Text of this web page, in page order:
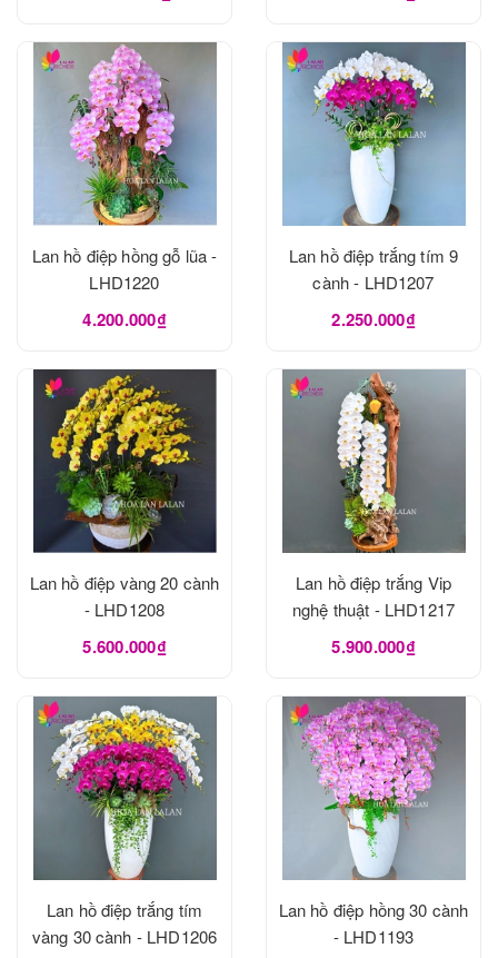
Lan hồ điệp hồng gỗ lũa -
LHD1220
4.200.000₫
Lan hồ điệp trắng tím 9
cành - LHD1207
2.250.000₫
Lan hồ điệp vàng 20 cành
- LHD1208
5.600.000₫
Lan hồ điệp trắng Vip
nghệ thuật - LHD1217
5.900.000₫
Lan hồ điệp trắng tím
vàng 30 cành - LHD1206
Lan hồ điệp hồng 30 cành
- LHD1193